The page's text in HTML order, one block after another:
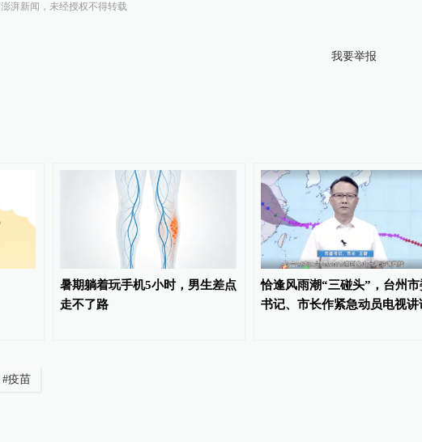
澎湃新闻，未经授权不得转载
我要举报
暑期躺着玩手机5小时，男生差点
走不了路
恰逢风雨潮“三碰头”，台州市
书记、市长作紧急动员电视讲
#疫苗